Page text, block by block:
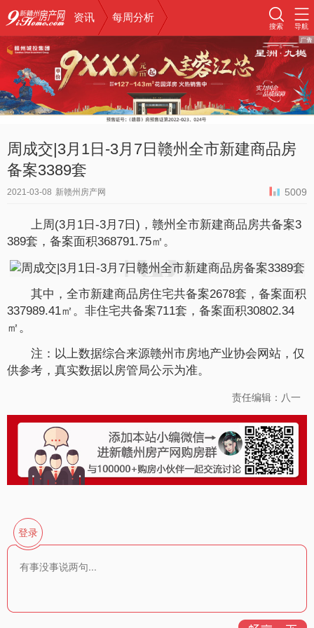
资讯 每周分析
搜索 导航
周成交|3月1日-3月7日赣州全市新建商品房
备案3389套
2021-03-08 新赣州房产网 5009
上周(3月1日-3月7日)，赣州全市新建商品房共备案3
389套，备案面积368791.75㎡。
其中，全市新建商品房住宅共备案2678套，备案面积
337989.41㎡。非住宅共备案711套，备案面积30802.34
㎡。
注：以上数据综合来源赣州市房地产业协会网站，仅
供参考，真实数据以房管局公示为准。
责任编辑：八一